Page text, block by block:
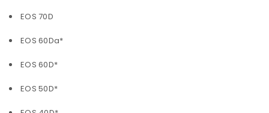
EOS 70D
EOS 60Da*
EOS 60D*
EOS 50D*